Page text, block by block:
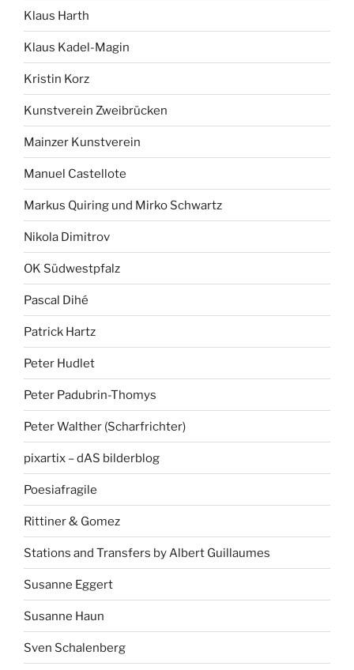
Klaus Harth
Klaus Kadel-Magin
Kristin Korz
Kunstverein Zweibrücken
Mainzer Kunstverein
Manuel Castellote
Markus Quiring und Mirko Schwartz
Nikola Dimitrov
OK Südwestpfalz
Pascal Dihé
Patrick Hartz
Peter Hudlet
Peter Padubrin-Thomys
Peter Walther (Scharfrichter)
pixartix – dAS bilderblog
Poesiafragile
Rittiner & Gomez
Stations and Transfers by Albert Guillaumes
Susanne Eggert
Susanne Haun
Sven Schalenberg